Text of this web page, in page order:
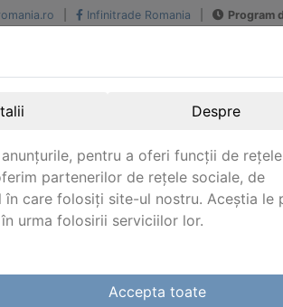
Infinitrade Romania Program
Livrari din stoc intern sau
Despre
pentru a oferi funcții de rețele
partenerilor de rețele sociale, de
care folosiți site-ul nostru. Aceștia le
urma folosirii serviciilor lor.
Accepta toate